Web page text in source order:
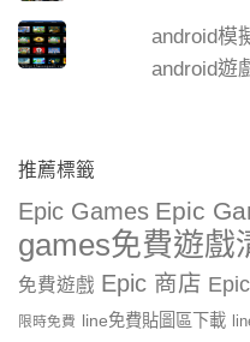
android模
android遊
推薦標籤
Epic Games Epic
games免費遊戲
免費遊戲 Epic 商店
限時免費 line免費貼圖區下載